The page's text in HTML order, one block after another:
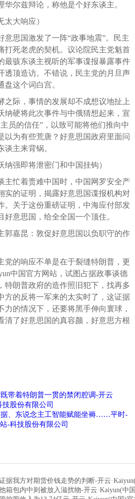
华尔兹辩论，称他是个好东谈主。
太大响应）
意思国激发了一阵“政事地震”。民主
打死老虎的契机。议论院民主党魁首
最骇东谈主视听的军事谍报暴露事件
透顶造访。不错说，民主党的月旦声
盘这个词白宫。
之际，事情的发展却不成想议地扯上
纳硬将此次事件与中俄猜想起来，宣
员的信任”，以致可能将他们推向中
以为有些荒唐？好意思国政府里面问
谈主来背锅。
纳强即将泄密门和中国挂钩）
主忙着责难中国时，中国网罗安全产
实的证明，揭露好意思国谍报机构对
。关于这份重磅证明，中海应付部发
意思国，给全全国一个顶住。
郭嘉昆：敦促好意思国以负职守的作
党的响应不单是在于裂缝特朗普，更
中国官方网站，试图占据政事谈德
特朗普政府的造作照旧犯下，找再多
方的反将一军来的太实时了，这证据
力的情况下，还要将黑手伸向寰球，
清了好意思国的真容颜，好意思方根
带着特朗普一贯的禁闭腔调-开云
股份有限公司
据、东说念主工智能赋能坐褥……平时-
-科技股份有限公司
据我方对期货价钱走势的判断-开云
箱包内中则被放入滋扰物-开云·Kaiyun(中